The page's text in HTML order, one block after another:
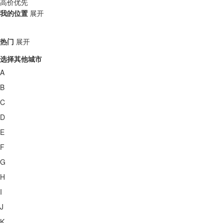
我的位置 展开
热门 展开
选择其他城市
A
B
C
D
E
F
G
H
I
J